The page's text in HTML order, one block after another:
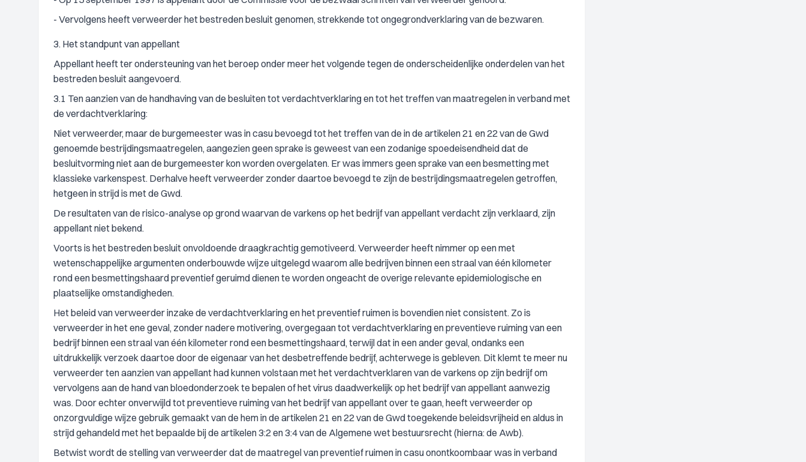
- Vervolgens heeft verweerder het bestreden besluit genomen, strekkende tot ongegrondverklaring van de bezwaren.
3. Het standpunt van appellant
Appellant heeft ter ondersteuning van het beroep onder meer het volgende tegen de onderscheidenlijke onderdelen van het
bestreden besluit aangevoerd.
3.1 Ten aanzien van de handhaving van de besluiten tot verdachtverklaring en tot het treffen van maatregelen in verband met
de verdachtverklaring:
Niet verweerder, maar de burgemeester was in casu bevoegd tot het treffen van de in de artikelen 21 en 22 van de Gwd
genoemde bestrijdingsmaatregelen, aangezien geen sprake is geweest van een zodanige spoedeisendheid dat de
besluitvorming niet aan de burgemeester kon worden overgelaten. Er was immers geen sprake van een besmetting met
klassieke varkenspest. Derhalve heeft verweerder zonder daartoe bevoegd te zijn de bestrijdingsmaatregelen getroffen,
hetgeen in strijd is met de Gwd.
De resultaten van de risico-analyse op grond waarvan de varkens op het bedrijf van appellant verdacht zijn verklaard, zijn
appellant niet bekend.
Voorts is het bestreden besluit onvoldoende draagkrachtig gemotiveerd. Verweerder heeft nimmer op een met
wetenschappelijke argumenten onderbouwde wijze uitgelegd waarom alle bedrijven binnen een straal van één kilometer
rond een besmettingshaard preventief geruimd dienen te worden ongeacht de overige relevante epidemiologische en
plaatselijke omstandigheden.
Het beleid van verweerder inzake de verdachtverklaring en het preventief ruimen is bovendien niet consistent. Zo is
verweerder in het ene geval, zonder nadere motivering, overgegaan tot verdachtverklaring en preventieve ruiming van een
bedrijf binnen een straal van één kilometer rond een besmettingshaard, terwijl dat in een ander geval, ondanks een
uitdrukkelijk verzoek daartoe door de eigenaar van het desbetreffende bedrijf, achterwege is gebleven. Dit klemt te meer nu
verweerder ten aanzien van appellant had kunnen volstaan met het verdachtverklaren van de varkens op zijn bedrijf om
vervolgens aan de hand van bloedonderzoek te bepalen of het virus daadwerkelijk op het bedrijf van appellant aanwezig
was. Door echter onverwijld tot preventieve ruiming van het bedrijf van appellant over te gaan, heeft verweerder op
onzorgvuldige wijze gebruik gemaakt van de hem in de artikelen 21 en 22 van de Gwd toegekende beleidsvrijheid en aldus in
strijd gehandeld met het bepaalde bij de artikelen 3:2 en 3:4 van de Algemene wet bestuursrecht (hierna: de Awb).
Betwist wordt de stelling van verweerder dat de maatregel van preventief ruimen in casu onontkoombaar was in verband